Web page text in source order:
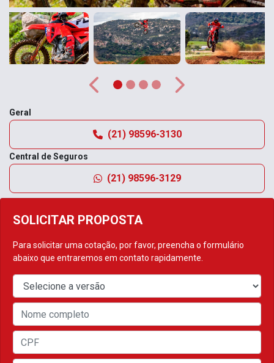
SOLICITAR PROPOSTA
Para solicitar uma cotação, por favor, preencha o formulário
abaixo que entraremos em contato rapidamente.
Anterior Próximo
Geral
(21) 98596-3130
Central de Seguros
(21) 98596-3129